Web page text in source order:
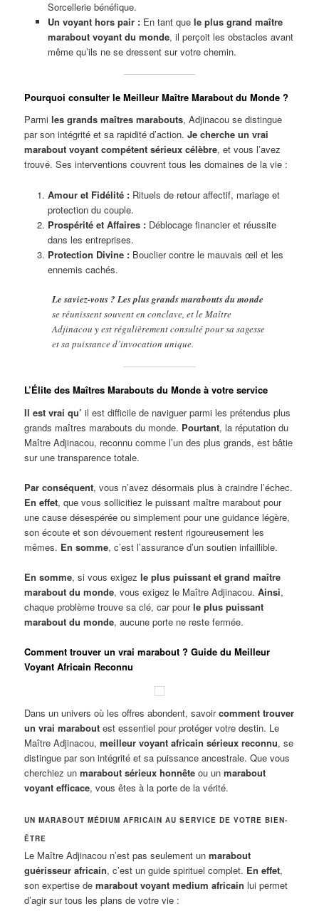
Sorcellerie bénéfique.
Un voyant hors pair :En tant que le plus grand maître
marabout voyant du monde, il perçoit les obstacles avant
même qu’ils ne se dressent sur votre chemin.
Pourquoi consulter le Meilleur Maître Marabout du Monde ?
Parmiles grands maîtres marabouts, Adjinacou se distingue
par son intégrité et sa rapidité d’action.Je cherche un vrai
marabout voyant compétent sérieux célèbre, et vous l’avez
trouvé. Ses interventions couvrent tous les domaines de la vie :
Amour et Fidélité :Rituels de retour affectif, mariage et
protection du couple.
Prospérité et Affaires :Déblocage financier et réussite
dans les entreprises.
Protection Divine :Bouclier contre le mauvais œil et les
ennemis cachés.
Le saviez-vous ? Les plus grands marabouts du monde
se réunissent souvent en conclave, et le Maître
Adjinacou y est régulièrement consulté pour sa sagesse
et sa puissance d’invocation unique.
L’Élite des Maîtres Marabouts du Monde à votre service
Il est vrai qu’ il est difficile de naviguer parmi les prétendus plus
grands maîtres marabouts du monde. Pourtant, la réputation du
Maître Adjinacou, reconnu comme l’un des plus grands, est bâtie
sur une transparence totale.
Par conséquent, vous n’avez désormais plus à craindre l’échec.
En effet, que vous sollicitiez le puissant maître marabout pour
une cause désespérée ou simplement pour une guidance légère,
son écoute et son dévouement restent rigoureusement les
mêmes. En somme, c’est l’assurance d’un soutien infaillible.
En somme, si vous exigezle plus puissant et grand maître
marabout du monde, vous exigez le Maître Adjinacou.Ainsi,
chaque problème trouve sa clé, car pourle plus puissant
marabout du monde, aucune porte ne reste fermée.
Comment trouver un vrai marabout ? Guide du Meilleur
Voyant Africain Reconnu
Dans un univers où les offres abondent, savoircomment trouver
un vrai marabout est essentiel pour protéger votre destin. Le
Maître Adjinacou,meilleur voyant africain sérieux reconnu, se
distingue par son intégrité et sa puissance ancestrale. Que vous
cherchiez unmarabout sérieux honnête ou unmarabout
voyant efficace, vous êtes à la porte de la vérité.
UN MARABOUT MÉDIUM AFRICAIN AU SERVICE DE VOTRE BIEN-
ÊTRE
Le Maître Adjinacou n’est pas seulement unmarabout
guérisseur africain, c’est un guide spirituel complet. En effet,
son expertise demarabout voyant medium africain lui permet
d’agir sur tous les plans de votre vie :